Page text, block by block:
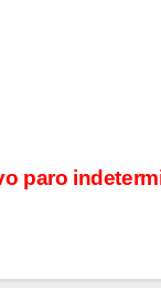
paro